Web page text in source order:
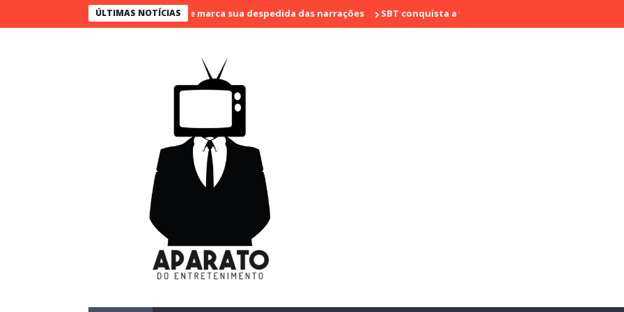
ÚLTIMAS NOTÍCIAS
Bueno narra o último jogo e marca sua despedida das narrações SBT conquista a vice liderança com "Bake Off Brasil" e "SBT